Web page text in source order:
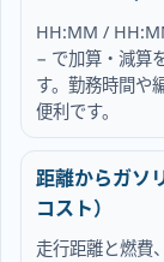
HH:MM /
− で加算・減算
す。勤務時間や
便利です。
距離からガソ
コスト）
走行距離と燃費